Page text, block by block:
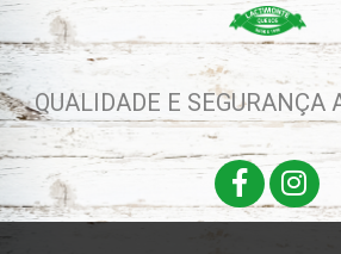
QUALIDADE E SEGURANÇA